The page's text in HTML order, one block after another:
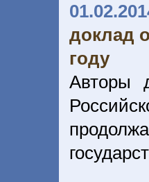
доклад
году
Авторы